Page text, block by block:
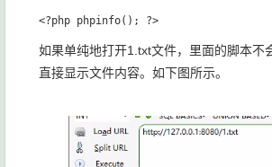
如果单纯地打开1.txt文件，里面的脚本不
直接显示文件内容。如下图所示。